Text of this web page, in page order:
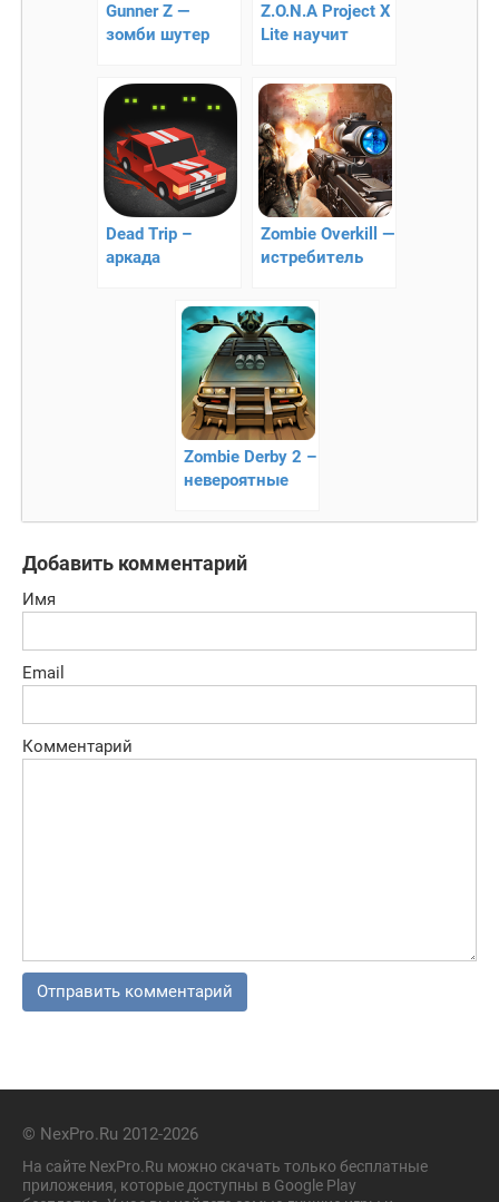
Gunner Z —
зомби шутер
Z.O.N.A Project X
Lite научит
непростых
условиях
Dead Trip –
аркада
Zombie Overkill —
истребитель
Zombie Derby 2 –
невероятные
Добавить комментарий
Имя
Email
Комментарий
© NexPro.Ru 2012-2026
На сайте NexPro.Ru можно скачать только бесплатные
приложения, которые доступны в Google Play